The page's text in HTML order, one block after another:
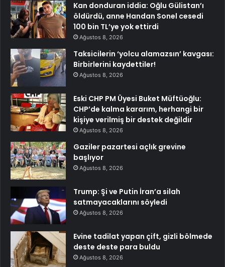
Kan donduran iddia: Oğlu Gülistan’ı
öldürdü, anne Handan Sonel cesedi
100 bin TL’ye yok ettirdi
Ağustos 8, 2026
Taksicilerin ‘yolcu alamazsın’ kavgası:
Birbirlerini kaydettiler!
Ağustos 8, 2026
Eski CHP PM Üyesi Buket Müftüoğlu:
CHP’de kalma kararım, herhangi bir
kişiye verilmiş bir destek değildir
Ağustos 8, 2026
Gaziler pazartesi açlık grevine
başlıyor
Ağustos 8, 2026
Trump: Şi ve Putin İran’a silah
satmayacaklarını söyledi
Ağustos 8, 2026
Evine tadilat yapan çift, gizli bölmede
deste deste para buldu
Ağustos 8, 2026